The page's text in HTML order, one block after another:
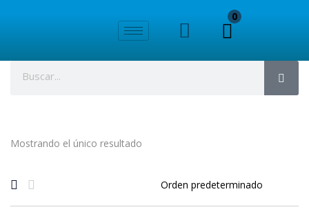
0
Mostrando el único resultado